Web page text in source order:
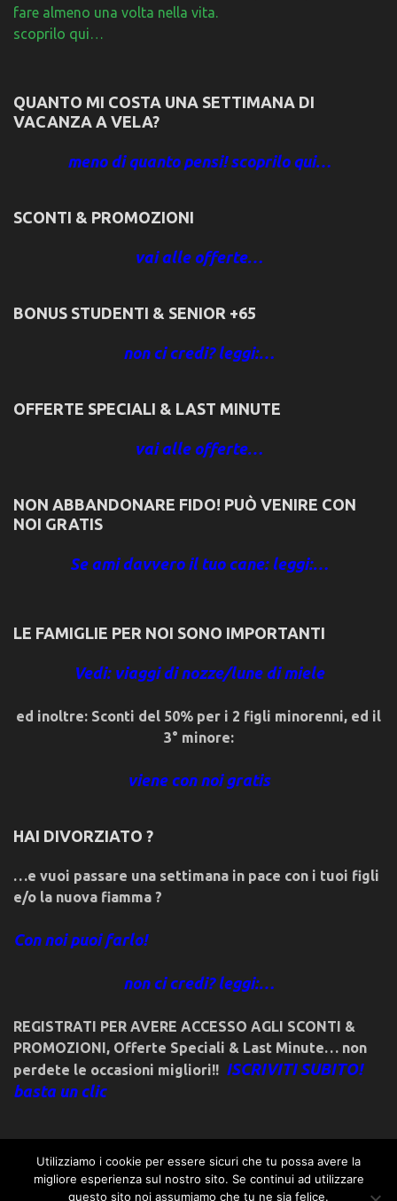
fare almeno una volta nella vita.
scoprilo qui…
QUANTO MI COSTA UNA SETTIMANA DI
VACANZA A VELA?
meno di quanto pensi! scoprilo qui…
SCONTI & PROMOZIONI
vai alle offerte…
BONUS STUDENTI & SENIOR +65
non ci credi? leggi:…
OFFERTE SPECIALI & LAST MINUTE
vai alle offerte…
NON ABBANDONARE FIDO! PUÒ VENIRE CON
NOI GRATIS
Se ami davvero il tuo cane: leggi:…
LE FAMIGLIE PER NOI SONO IMPORTANTI
Vedi: viaggi di nozze/lune di miele
ed inoltre: Sconti del 50% per i 2 figli minorenni, ed il
3° minore:
viene con noi gratis
HAI DIVORZIATO ?
…e vuoi passare una settimana in pace con i tuoi figli
e/o la nuova fiamma ?
Con noi puoi farlo!
non ci credi? leggi:…
REGISTRATI PER AVERE ACCESSO AGLI SCONTI &
PROMOZIONI, Offerte Speciali & Last Minute… non
perdete le occasioni migliori!! ISCRIVITI SUBITO!
basta un clic
© 2018friulivg.com. -*- By ST.GEORGE.DRAGONSLAYER LLC -
Utilizziamo i cookie per essere sicuri che tu possa avere la
migliore esperienza sul nostro sito. Se continui ad utilizzare
questo sito noi assumiamo che tu ne sia felice.